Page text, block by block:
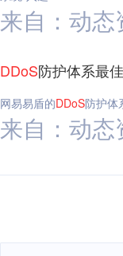
来自：动态
DDoS防护体系最
网易易盾的DDoS防护体
来自：动态